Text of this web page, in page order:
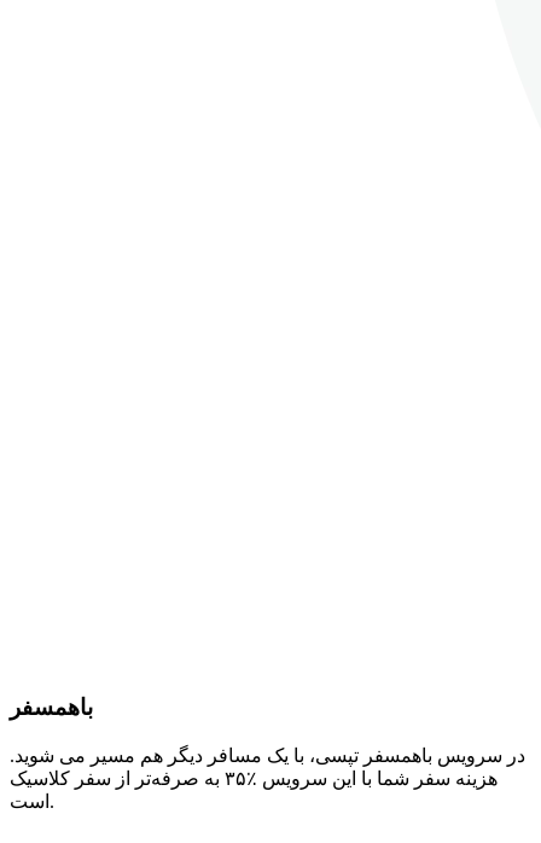
باهمسفر
در سرویس باهمسفر تپسی، با یک مسافر دیگر هم مسیر می شوید.
هزینه سفر شما با این سرویس ٪۳۵ به صرفه‌تر از سفر کلاسیک
است.